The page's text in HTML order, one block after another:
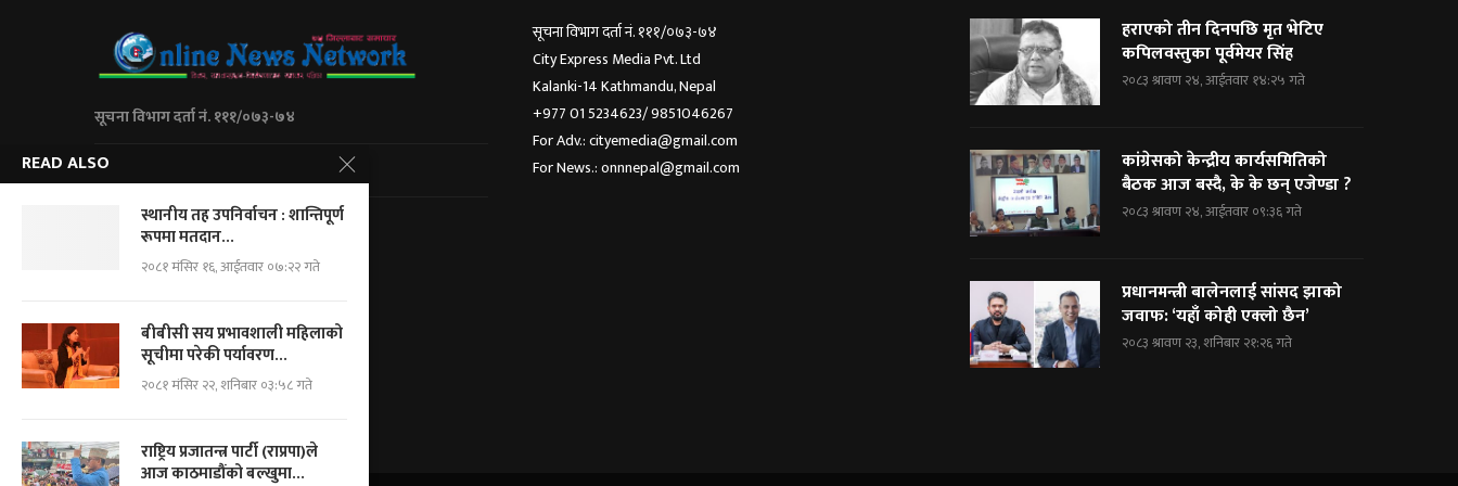
सूचना विभाग दर्ता नं. १११/०७३-७४
City Express Media Pvt. Ltd
Kalanki-14 Kathmandu, Nepal
+977 01 5234623/ 9851046267
For Adv.: cityemedia@gmail.com
सूचना विभाग दर्ता नं. १११/०७३-७४
City Express Media Pvt. Ltd
Kalanki-14 Kathmandu, Nepal
+977 01 5234623/ 9851046267
For Adv.: cityemedia@gmail.com
For News.: onnnepal@gmail.com
हराएको तीन दिनपछि मृत भेटिए
कपिलवस्तुका पूर्वमेयर सिंह
२०८३ श्रावण २४, आईतवार १४:२५ गते
कांग्रेसको केन्द्रीय कार्यसमितिको
बैठक आज बस्दै, के के छन् एजेण्डा ?
२०८३ श्रावण २४, आईतवार ०९:३६ गते
प्रधानमन्त्री बालेनलाई सांसद झाको
जवाफ: ‘यहाँ कोही एक्लो छैन’
२०८३ श्रावण २३, शनिबार २१:२६ गते
READ ALSO
स्थानीय तह उपनिर्वाचन : शान्तिपूर्ण
रूपमा मतदान...
२०८१ मंसिर १६, आईतवार ०७:२२ गते
बीबीसी सय प्रभावशाली महिलाको
सूचीमा परेकी पर्यावरण...
२०८१ मंसिर २२, शनिबार ०३:५८ गते
राष्ट्रिय प्रजातन्त्र पार्टी (राप्रपा)ले
आज काठमाडौंको बल्खुमा...